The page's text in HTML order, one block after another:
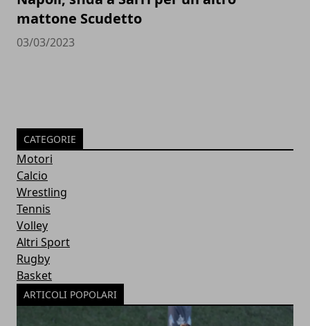
mattone Scudetto
03/03/2023
CATEGORIE
Motori
Calcio
Wrestling
Tennis
Volley
Altri Sport
Rugby
Basket
ARTICOLI POPOLARI